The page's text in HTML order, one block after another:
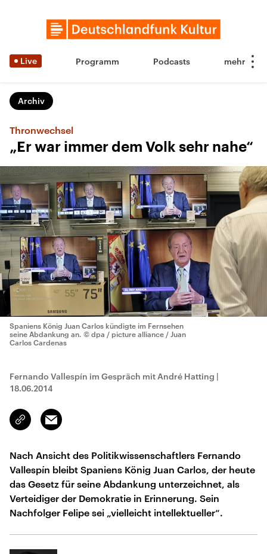
Live Programm Podcasts
Archiv
Thronwechsel
„Er war immer dem Volk sehr nahe“
Spaniens König Juan Carlos kündigte im Fernsehen
seine Abdankung an. © dpa / picture alliance / Juan
Carlos Cardenas
Fernando Vallespín im Gespräch mit André Hatting |
18.06.2014
Link
kopieren/teilen
Email
Nach Ansicht des Politikwissenschaftlers Fernando
Vallespín bleibt Spaniens König Juan Carlos, der heute
das Gesetz für seine Abdankung unterzeichnet, als
Verteidiger der Demokratie in Erinnerung. Sein
Nachfolger Felipe sei „vielleicht intellektueller“.